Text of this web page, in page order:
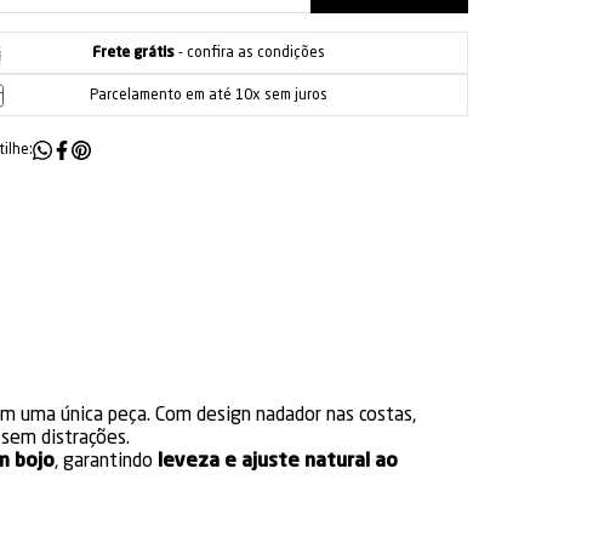
Frete grátis - confira as condições
Parcelamento em até 10x sem juros
uma única peça. Com design nadador nas costas,
distrações.
bojo, garantindo leveza e ajuste natural ao